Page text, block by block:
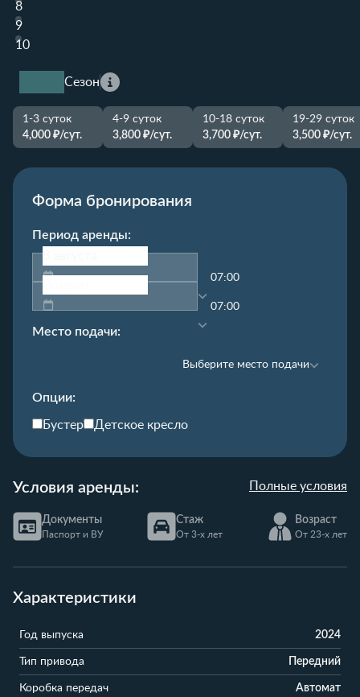
8
9
10
Сезон
1-3 суток
4,000 ₽/сут.
4-9 суток
3,800 ₽/сут.
10-18 суток
3,700 ₽/сут.
19-29 суток
3,500 ₽/сут.
Форма бронирования
Период аренды:
07:00
07:00
Место подачи:
Выберите место подачи
Опции:
Бустер Детское кресло
Условия аренды: Полные условия
Документы
Паспорт и ВУ
Стаж
От 3-х лет
Возраст
От 23-х лет
Характеристики
Год выпуска 2024
Тип привода Передний
Коробка передач Автомат